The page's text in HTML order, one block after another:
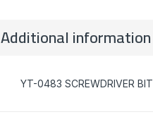
Additional information
YT-0483 SCREWDRIVER